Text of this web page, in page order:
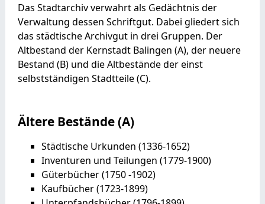
Das Stadtarchiv verwahrt als Gedächtnis der
Verwaltung dessen Schriftgut. Dabei gliedert sich
das städtische Archivgut in drei Gruppen. Der
Altbestand der Kernstadt Balingen (A), der neuere
Bestand (B) und die Altbestände der einst
selbstständigen Stadtteile (C).
Ältere Bestände (A)
Städtische Urkunden (1336-1652)
Inventuren und Teilungen (1779-1900)
Güterbücher (1750 -1902)
Kaufbücher (1723-1899)